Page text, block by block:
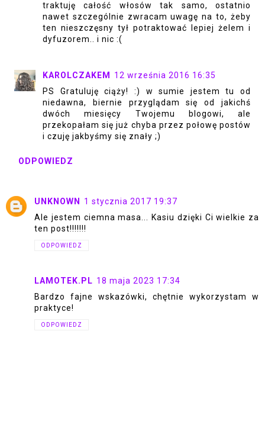
traktuję całość włosów tak samo, ostatnio
nawet szczególnie zwracam uwagę na to, żeby
ten nieszczęsny tył potraktować lepiej żelem i
dyfuzorem.. i nic :(
KAROLCZAKEM
12 września 2016 16:35
PS Gratuluję ciąży! :) w sumie jestem tu od
niedawna, biernie przyglądam się od jakichś
dwóch miesięcy Twojemu blogowi, ale
przekopałam się już chyba przez połowę postów
i czuję jakbyśmy się znały ;)
ODPOWIEDZ
UNKNOWN
1 stycznia 2017 19:37
Ale jestem ciemna masa... Kasiu dzięki Ci wielkie za
ten post!!!!!!!
ODPOWIEDZ
LAMOTEK.PL 18 maja 2023 17:34
Bardzo fajne wskazówki, chętnie wykorzystam w
praktyce!
ODPOWIEDZ